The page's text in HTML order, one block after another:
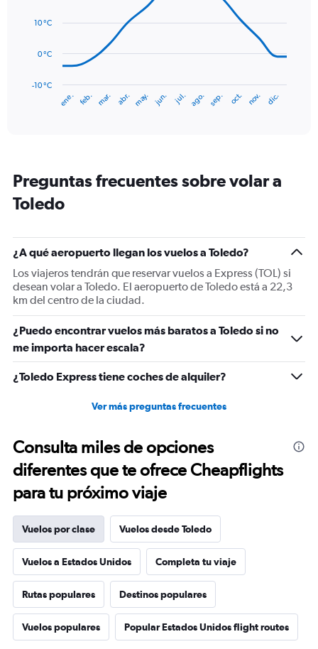
data
The
has
14
categories.
The
has
1
axis
displaying
values.
Range:
-10
to
ene. feb. mar. abr. may. jun. jul. ago. sep. oct. nov. dic.
-10 °C
0 °C
10 °C
Preguntas frecuentes sobre volar a
Toledo
¿A qué aeropuerto llegan los vuelos a Toledo?
Los viajeros tendrán que reservar vuelos a Express (TOL) si
desean volar a Toledo. El aeropuerto de Toledo está a 22,3
km del centro de la ciudad.
¿Puedo encontrar vuelos más baratos a Toledo si no
me importa hacer escala?
¿Toledo Express tiene coches de alquiler?
Ver más preguntas frecuentes
Consulta miles de opciones
diferentes que te ofrece Cheapflights
para tu próximo viaje
Vuelos por clase Vuelos desde Toledo
Vuelos a Estados Unidos Completa tu viaje
Rutas populares Destinos populares
Vuelos populares Popular Estados Unidos flight routes